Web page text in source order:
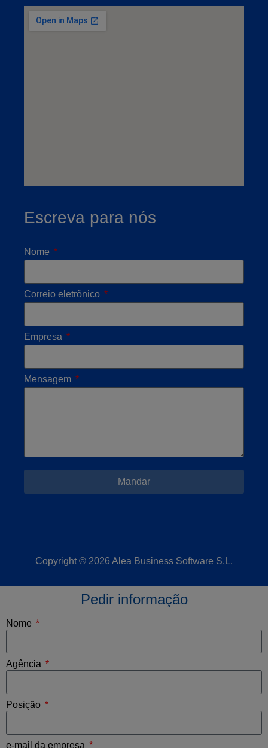
Escreva para nós
Nome
Correio eletrônico
Empresa
Mensagem
Mandar
Copyright © 2026 Alea Business Software S.L.
Pedir informação
Nome
Agência
Posição
e-mail da empresa